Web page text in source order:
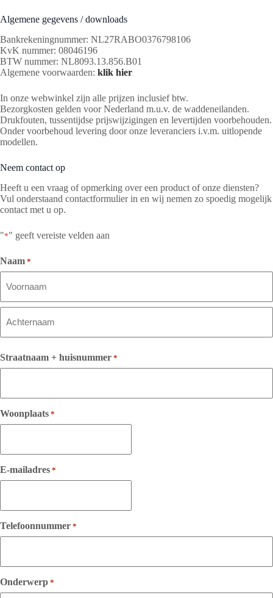
Algemene gegevens / downloads
Bankrekeningnummer: NL27RABO0376798106
KvK nummer: 08046196
BTW nummer: NL8093.13.856.B01
Algemene voorwaarden: klik hier
In onze webwinkel zijn alle prijzen inclusief btw.
Bezorgkosten gelden voor Nederland m.u.v. de waddeneilanden.
Drukfouten, tussentijdse prijswijzigingen en levertijden voorbehouden.
Onder voorbehoud levering door onze leveranciers i.v.m. uitlopende
modellen.
Neem contact op
Heeft u een vraag of opmerking over een product of onze diensten?
Vul onderstaand contactformulier in en wij nemen zo spoedig mogelijk
contact met u op.
"*" geeft vereiste velden aan
Naam *
Voornaam
Straatnaam + huisnummer *
Woonplaats *
E-mailadres *
Telefoonnummer *
Onderwerp *